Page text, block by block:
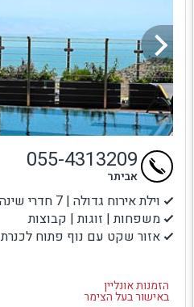
וילת אירוח גדולה | 7 חדרי שינה בסגנון סוויטות
משפחות | זוגות | קבוצות
אזור שקט עם נוף פתוח לכנרת
הזמנות אונליין
באישור בעל הצימר
055-4313209
אביתר